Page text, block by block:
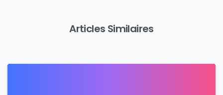
Articles Similaires